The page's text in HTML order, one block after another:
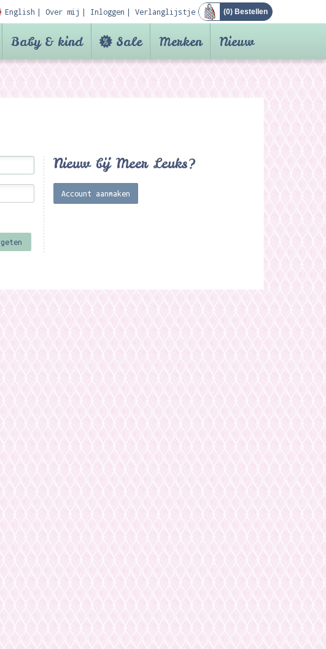
English Over mij Inloggen Verlanglijstje (0) Bestellen
Baby & kind Sale Merken Nieuw
Nieuw bij Meer Leuks?
Account aanmaken